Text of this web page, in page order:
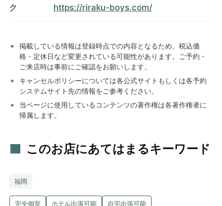
ク
https://riraku-boys.com/
掲載している情報は登録時点での内容となるため、税込価
格・定休日など変更されている可能性があります。ご予約・
ご来店時は事前にご確認をお願いします。
キャンセルポリシーについては各公式サイトもしくは各予約
システムサイト先の情報をご参考ください。
当ページに使用しているコンテンツの著作権は各著作権者に
帰属します。
このお店にあてはまるキーワード
福岡
完全個室 ホテル出張可能 自宅出張可能